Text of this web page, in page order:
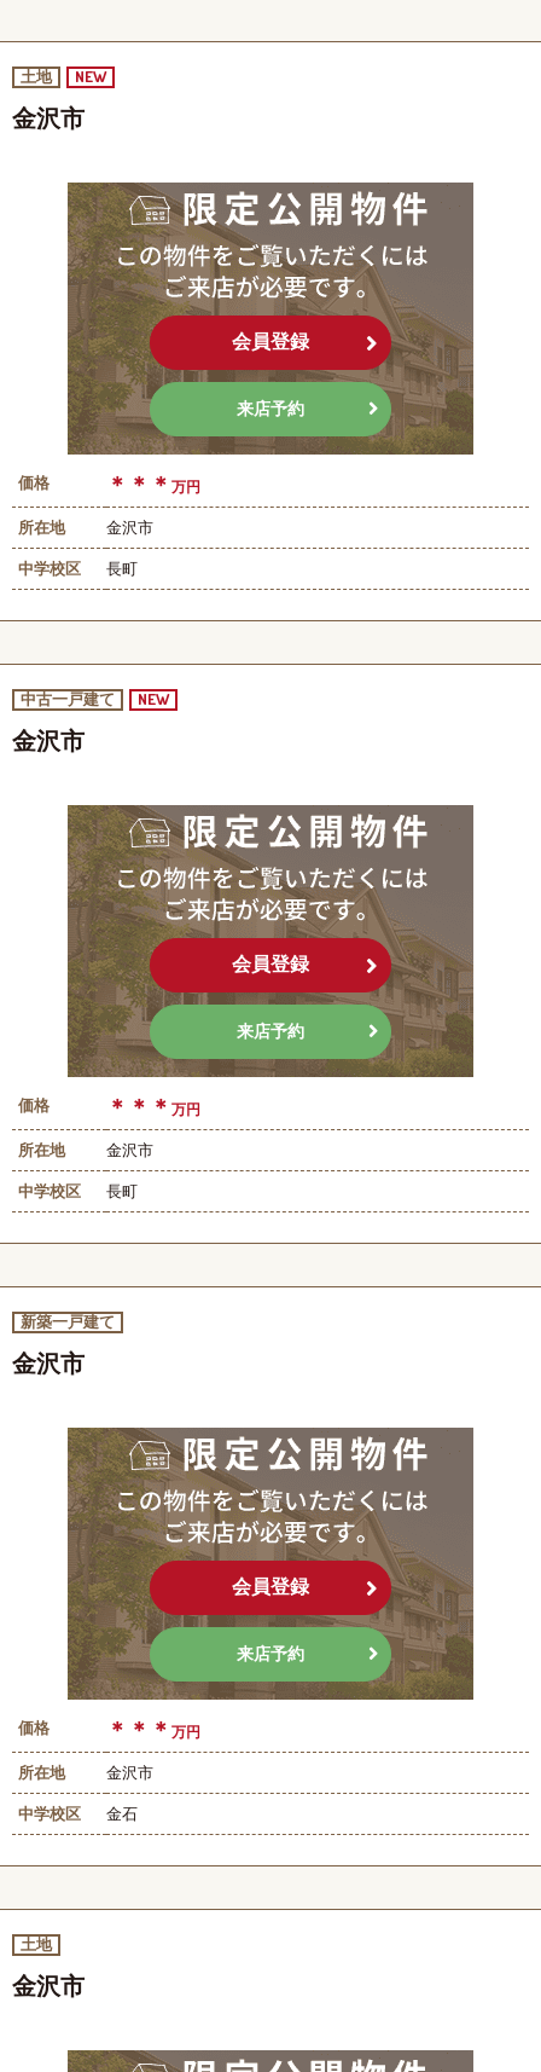
土地 NEW
金沢市
会員登録
来店予約
価格 ＊＊＊ 万円
所在地 金沢市
中学校区 長町
中古一戸建て NEW
金沢市
会員登録
来店予約
価格 ＊＊＊ 万円
所在地 金沢市
中学校区 長町
新築一戸建て
金沢市
会員登録
来店予約
価格 ＊＊＊ 万円
所在地 金沢市
中学校区 金石
土地
金沢市